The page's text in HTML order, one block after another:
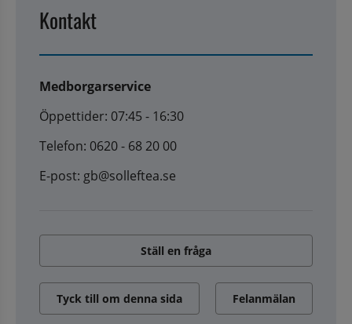
Kontakt
Medborgarservice
Öppettider: 07:45 - 16:30
Telefon: 0620 - 68 20 00
E-post: gb@solleftea.se
Ställ en fråga
Tyck till om denna sida Felanmälan